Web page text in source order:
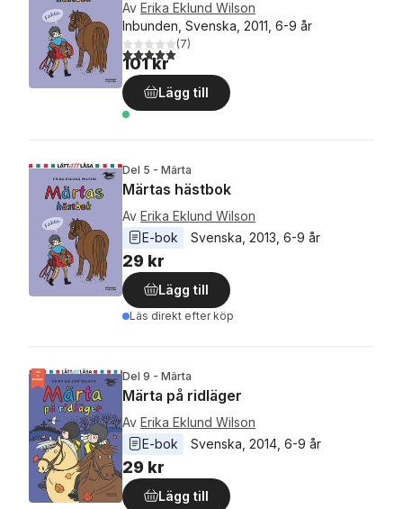
Av Erika Eklund Wilson
Inbunden, Svenska, 2011, 6-9 år
5,0utav 5 stjärnor. Totalt antal röster:
(7)
101 kr
Lägg till
Del 5 - Märta
Märtas hästbok
Av Erika Eklund Wilson
E-bok
Svenska 2013 6-9 år
29 kr
Lägg till
Läs direkt efter köp
Del 9 - Märta
Märta på ridläger
Av Erika Eklund Wilson
E-bok
Svenska 2014 6-9 år
29 kr
Lägg till